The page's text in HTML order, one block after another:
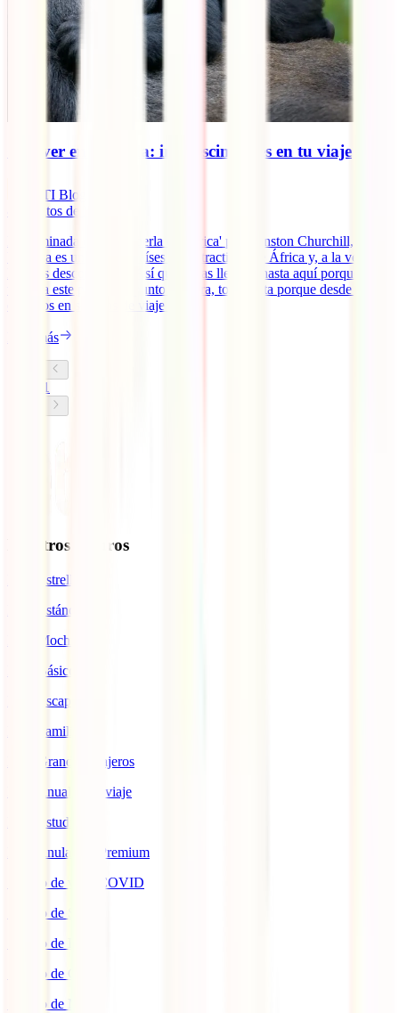
Qué ver en Uganda: imprescindibles en tu viaje
IATI Blog
minutos de lectura
Denominada como ‘la perla de África' por Winston Churchill,
Uganda es uno de los países más atractivos de África y, a la vez, de
los más desconocidos. Así que si has llegado hasta aquí porque
tienes a este país en el punto de mira, toma nota porque desde IATI,
expertos en seguros de viaje a [...]
Leer más
1
Nuestros seguros
IATI Estrella
IATI Estándar
IATI Mochilero
IATI Básico
IATI Escapadas
IATI Familia
IATI Grandes Viajeros
IATI Anual Multiviaje
IATI Estudios
IATI Anulación Premium
Seguro de viaje COVID
Seguro de Salud
Seguro de Hogar
Seguro de Coche
Seguro de Moto